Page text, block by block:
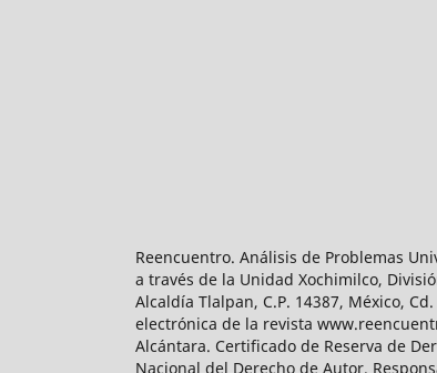
Reencuentro. Análisis de Problemas
a través de la Unidad Xochimilco,
Alcaldía Tlalpan, C.P. 14387, México,
electrónica de la revista
Alcántara. Certificado de Reserva de
Nacional del Derecho de Autor.